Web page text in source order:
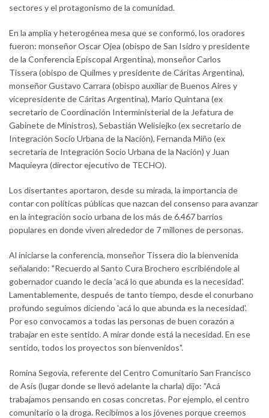
sectores y el protagonismo de la comunidad.
En la amplia y heterogénea mesa que se conformó, los oradores
fueron: monseñor Oscar Ojea (obispo de San Isidro y presidente
de la Conferencia Episcopal Argentina), monseñor Carlos
Tissera (obispo de Quilmes y presidente de Cáritas Argentina),
monseñor Gustavo Carrara (obispo auxiliar de Buenos Aires y
vicepresidente de Cáritas Argentina), Mario Quintana (ex
secretario de Coordinación Interministerial de la Jefatura de
Gabinete de Ministros), Sebastián Welisiejko (ex secretario de
Integración Socio Urbana de la Nación), Fernanda Miño (ex
secretaria de Integración Socio Urbana de la Nación) y Juan
Maquieyra (director ejecutivo de TECHO).
Los disertantes aportaron, desde su mirada, la importancia de
contar con políticas públicas que nazcan del consenso para avanzar
en la integración socio urbana de los más de 6.467 barrios
populares en donde viven alrededor de 7 millones de personas.
Al iniciarse la conferencia, monseñor Tissera dio la bienvenida
señalando: "Recuerdo al Santo Cura Brochero escribiéndole al
gobernador cuando le decía 'acá lo que abunda es la necesidad'.
Lamentablemente, después de tanto tiempo, desde el conurbano
profundo seguimos diciendo 'acá lo que abunda es la necesidad'.
Por eso convocamos a todas las personas de buen corazón a
trabajar en este sentido. A mirar donde está la necesidad. En ese
sentido, todos los proyectos son bienvenidos".
Romina Segovia, referente del Centro Comunitario San Francisco
de Asís (lugar donde se llevó adelante la charla) dijo: "Acá
trabajamos pensando en cosas concretas. Por ejemplo, el centro
comunitario o la droga. Recibimos a los jóvenes porque creemos